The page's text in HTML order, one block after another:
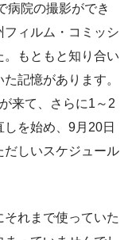
病院の撮影ができ
フィルム・コミッシ
。もともと知り合い
記憶があります。
来て、さらに1～2
を始め、9月20日
だしいスケジュール
れまで使っていた